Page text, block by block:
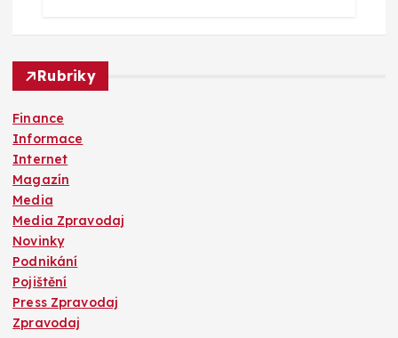
Rubriky
Finance
Informace
Internet
Magazín
Media
Media Zpravodaj
Novinky
Podnikání
Pojištění
Press Zpravodaj
Zpravodaj